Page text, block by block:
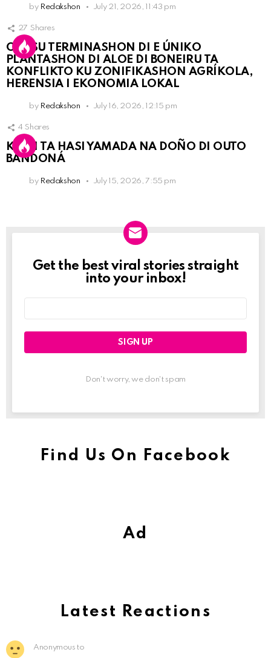
by Redakshon July 21, 2026, 11:43 pm
27 Shares
OLB SU TERMINASHON DI E ÚNIKO
PLANTASHON DI ALOE DI BONEIRU TA
KONFLIKTO KU ZONIFIKASHON AGRÍKOLA,
HERENSIA I EKONOMIA LOKAL
by Redakshon July 16, 2026, 12:15 pm
4 Shares
KPCN TA HASI YAMADA NA DOÑO DI OUTO
BANDONÁ
by Redakshon July 15, 2026, 7:55 pm
Newslett
Get the best viral stories straight
into your inbox!
Don't worry, we don't spam
Find Us On Facebook
Ad
Latest Reactions
Anonymous to